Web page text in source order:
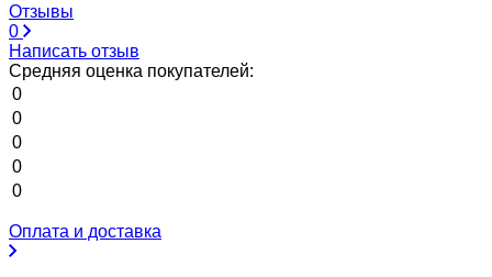
Отзывы
0
Написать отзыв
Средняя оценка покупателей:
0
0
0
0
0
Оплата и доставка